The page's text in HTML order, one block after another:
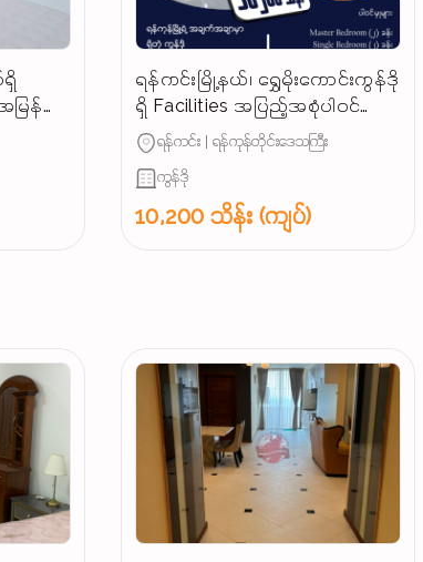
မြန်
ရန်ကင်းမြို့နယ်၊ ရွှေမိုးကောင်းကွန်ဒို
ရှိ Facilities အပြည့်အစုံပါဝင်သော
အခန်းကျယ် အမြန်ရောင်းမည်
ရန်ကင်း | ရန်ကုန်တိုင်းဒေသကြီး
ကွန်ဒို
10,200 သိန်း (ကျပ်)